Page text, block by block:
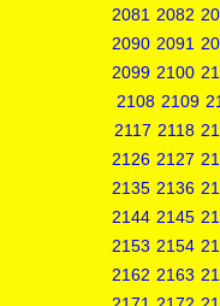
2081 2082
2090 2091
2099 2100
2108 2109
2117 2118
2126 2127
2135 2136
2144 2145
2153 2154
2162 2163